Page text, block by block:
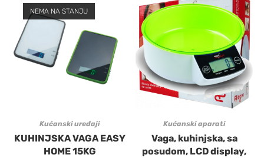
NEMA NA STANJU
Kućanski uređaji
KUHINJSKA VAGA EASY
HOME 15KG
Kućanski aparati
Vaga, kuhinjska, sa
posudom, LCD display,